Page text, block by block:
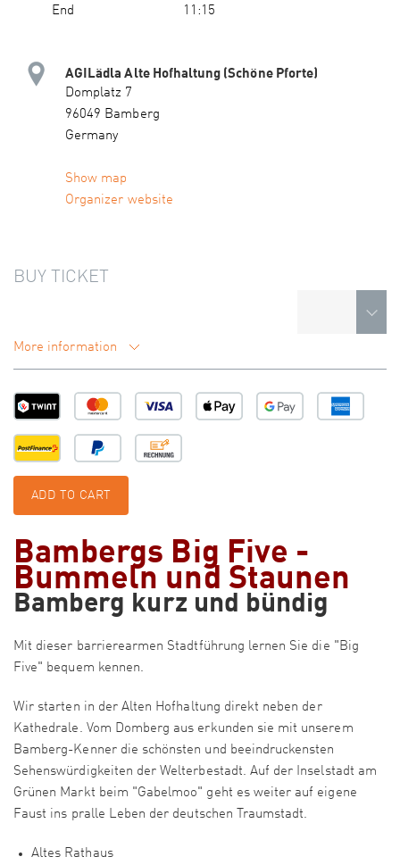
End
11:15
AGILädla Alte Hofhaltung (Schöne Pforte)
Domplatz 7
96049 Bamberg
Germany
Show map
Organizer website
BUY TICKET
More information
ADD TO CART
Bambergs Big Five -
Bummeln und Staunen
Bamberg kurz und bündig
Mit dieser barrierearmen Stadtführung lernen Sie die "Big
Five" bequem kennen.
Wir starten in der Alten Hofhaltung direkt neben der
Kathedrale. Vom Domberg aus erkunden sie mit unserem
Bamberg-Kenner die schönsten und beeindruckensten
Sehenswürdigkeiten der Welterbestadt. Auf der Inselstadt am
Grünen Markt beim "Gabelmoo" geht es weiter auf eigene
Faust ins pralle Leben der deutschen Traumstadt.
Altes Rathaus